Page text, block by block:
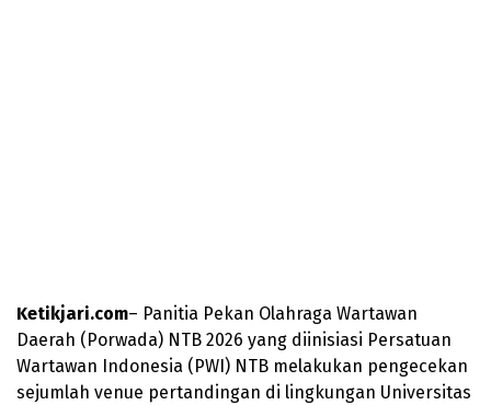
Ketikjari.com– Panitia Pekan Olahraga Wartawan
Daerah (Porwada) NTB 2026 yang diinisiasi Persatuan
Wartawan Indonesia (PWI) NTB melakukan pengecekan
sejumlah venue pertandingan di lingkungan Universitas